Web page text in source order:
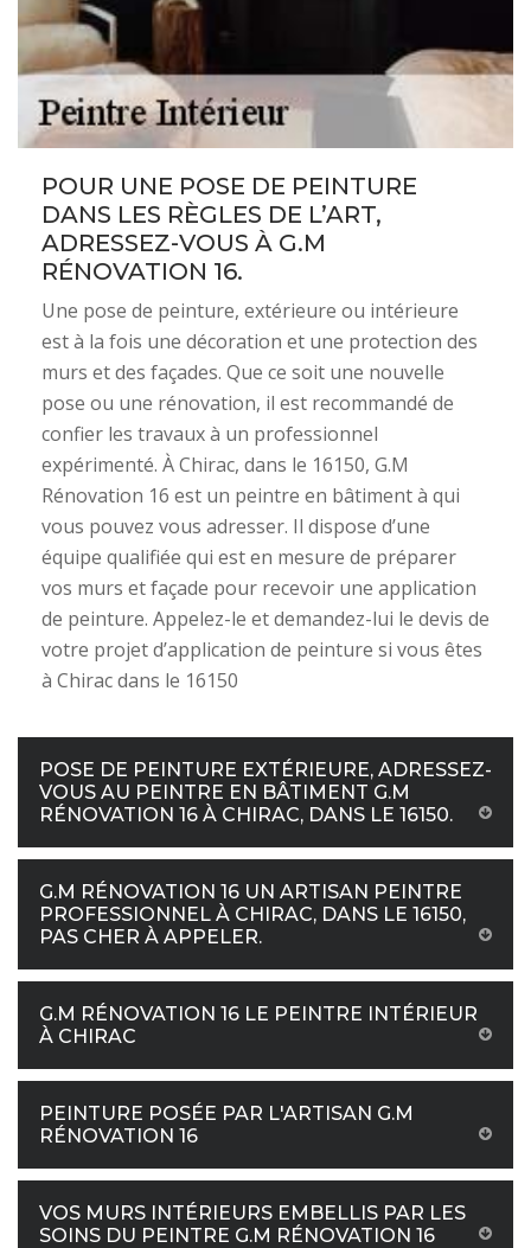
POUR UNE POSE DE PEINTURE
DANS LES RÈGLES DE L’ART,
ADRESSEZ-VOUS À G.M
RÉNOVATION 16.
Une pose de peinture, extérieure ou intérieure
est à la fois une décoration et une protection des
murs et des façades. Que ce soit une nouvelle
pose ou une rénovation, il est recommandé de
confier les travaux à un professionnel
expérimenté. À Chirac, dans le 16150, G.M
Rénovation 16 est un peintre en bâtiment à qui
vous pouvez vous adresser. Il dispose d’une
équipe qualifiée qui est en mesure de préparer
vos murs et façade pour recevoir une application
de peinture. Appelez-le et demandez-lui le devis de
votre projet d’application de peinture si vous êtes
à Chirac dans le 16150
POSE DE PEINTURE EXTÉRIEURE, ADRESSEZ-
VOUS AU PEINTRE EN BÂTIMENT G.M
RÉNOVATION 16 À CHIRAC, DANS LE 16150.
G.M RÉNOVATION 16 UN ARTISAN PEINTRE
PROFESSIONNEL À CHIRAC, DANS LE 16150,
PAS CHER À APPELER.
G.M RÉNOVATION 16 LE PEINTRE INTÉRIEUR
À CHIRAC
PEINTURE POSÉE PAR L'ARTISAN G.M
RÉNOVATION 16
VOS MURS INTÉRIEURS EMBELLIS PAR LES
SOINS DU PEINTRE G.M RÉNOVATION 16